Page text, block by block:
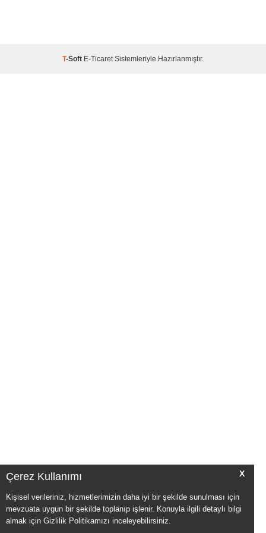
X
Çerez Kullanımı
Kişisel verileriniz, hizmetlerimizin daha iyi bir şekilde sunulması için
mevzuata uygun bir şekilde toplanıp işlenir. Konuyla ilgili detaylı bilgi
almak için Gizlilik Politikamızı inceleyebilirsiniz.
T-Soft E-TicaretSistemleriyle Hazırlanmıştır.